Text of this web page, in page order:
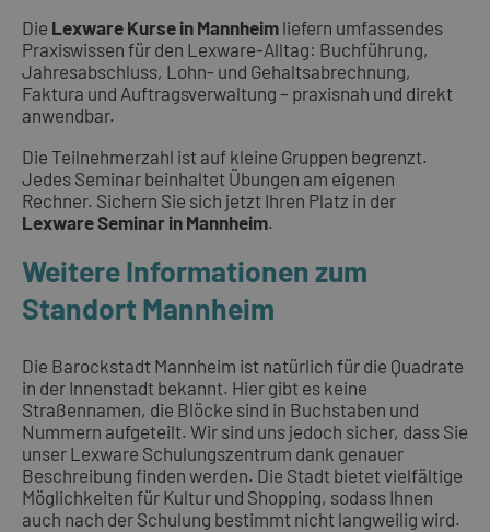
Die Lexware Kurse in Mannheim liefern umfassendes
Praxiswissen für den Lexware-Alltag: Buchführung,
Jahresabschluss, Lohn- und Gehaltsabrechnung,
Faktura und Auftragsverwaltung – praxisnah und direkt
anwendbar.
Die Teilnehmerzahl ist auf kleine Gruppen begrenzt.
Jedes Seminar beinhaltet Übungen am eigenen
Rechner. Sichern Sie sich jetzt Ihren Platz in der
Lexware Seminar in Mannheim.
Weitere Informationen zum
Standort Mannheim
Die Barockstadt Mannheim ist natürlich für die Quadrate
in der Innenstadt bekannt. Hier gibt es keine
Straßennamen, die Blöcke sind in Buchstaben und
Nummern aufgeteilt. Wir sind uns jedoch sicher, dass Sie
unser Lexware Schulungszentrum dank genauer
Beschreibung finden werden. Die Stadt bietet vielfältige
Möglichkeiten für Kultur und Shopping, sodass Ihnen
auch nach der Schulung bestimmt nicht langweilig wird.